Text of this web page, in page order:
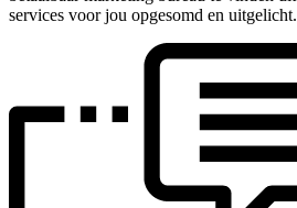
services voor jou opgesomd en uitgelicht.